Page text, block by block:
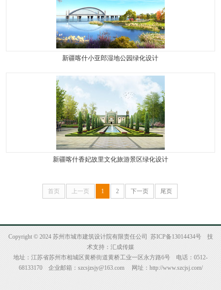
新疆喀什小亚郎湿地公园绿化设计
新疆喀什香妃故里文化旅游景区绿化设计
首页 上一页 1 2 下一页 尾页
Copyright © 2024 苏州市城市建筑设计院有限责任公司 苏ICP备13014434号技
术支持： 汇成传媒
地址：江苏省苏州市相城区黄桥街道黄桥工业一区永方路6号 电话：0512-
68133170 企业邮箱： szcsjzsjy@163.com网址： http://www.szcjsj.com/